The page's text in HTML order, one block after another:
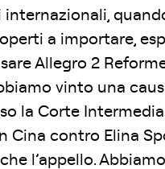
internazionali,
a importare,
Allegro 2
vinto una
la Corte
Cina contro Elina
l’appello.